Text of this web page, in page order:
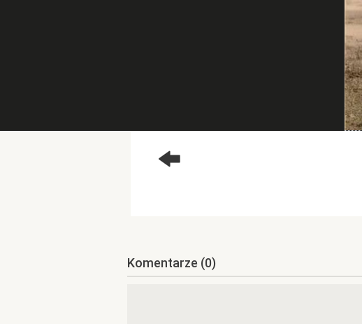
Komentarze (0)